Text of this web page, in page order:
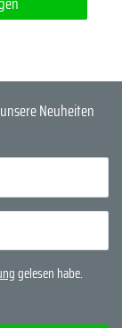
Neuheiten
gelesen habe.